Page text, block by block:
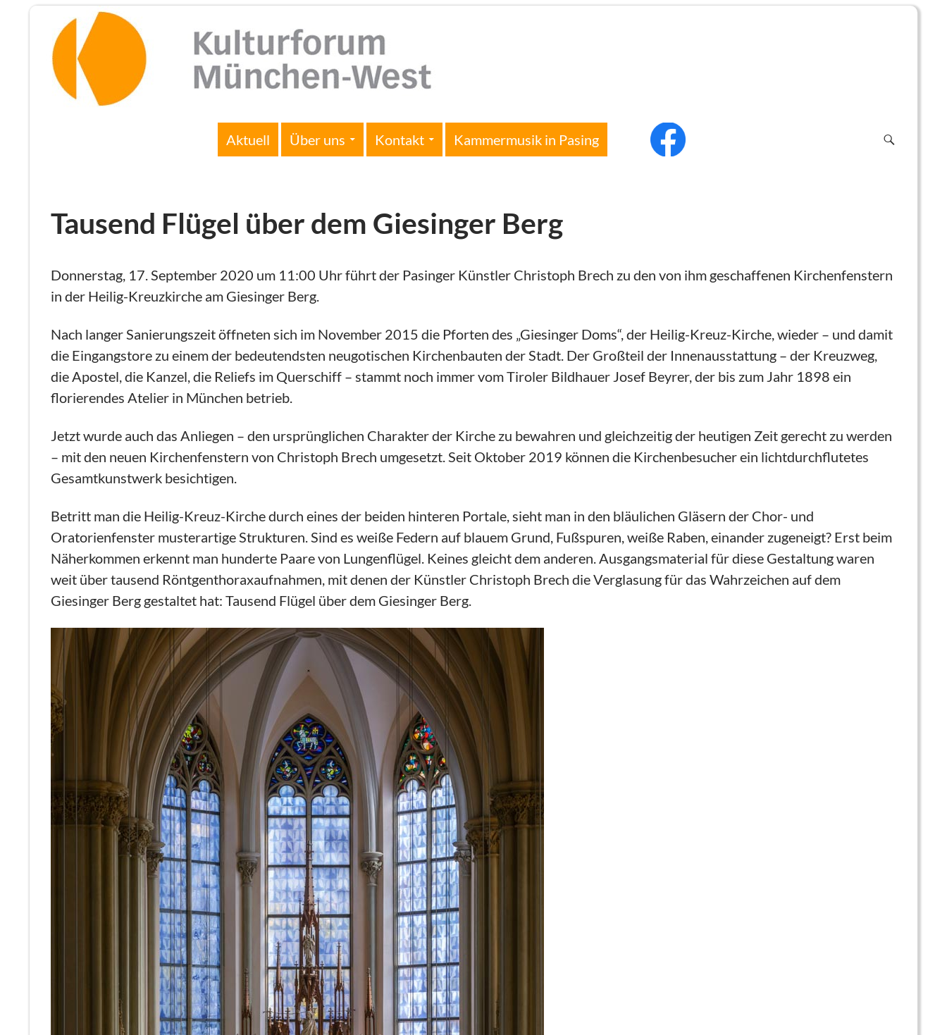
Aktuell Über uns Kontakt Kammermusik in Pasing f
Tausend Flügel über dem Giesinger Berg
Donnerstag, 17. September 2020 um 11:00 Uhr führt der Pasinger Künstler Christoph Brech zu den von ihm geschaffenen Kirchenfenstern
in der Heilig-Kreuzkirche am Giesinger Berg.
Nach langer Sanierungszeit öffneten sich im November 2015 die Pforten des „Giesinger Doms“, der Heilig-Kreuz-Kirche, wieder – und damit
die Eingangstore zu einem der bedeutendsten neugotischen Kirchenbauten der Stadt. Der Großteil der Innenausstattung – der Kreuzweg,
die Apostel, die Kanzel, die Reliefs im Querschiff – stammt noch immer vom Tiroler Bildhauer Josef Beyrer, der bis zum Jahr 1898 ein
florierendes Atelier in München betrieb.
Jetzt wurde auch das Anliegen – den ursprünglichen Charakter der Kirche zu bewahren und gleichzeitig der heutigen Zeit gerecht zu werden
– mit den neuen Kirchenfenstern von Christoph Brech umgesetzt. Seit Oktober 2019 können die Kirchenbesucher ein lichtdurchflutetes
Gesamtkunstwerk besichtigen.
Betritt man die Heilig-Kreuz-Kirche durch eines der beiden hinteren Portale, sieht man in den bläulichen Gläsern der Chor- und
Oratorienfenster musterartige Strukturen. Sind es weiße Federn auf blauem Grund, Fußspuren, weiße Raben, einander zugeneigt? Erst beim
Näherkommen erkennt man hunderte Paare von Lungenflügel. Keines gleicht dem anderen. Ausgangsmaterial für diese Gestaltung waren
weit über tausend Röntgenthoraxaufnahmen, mit denen der Künstler Christoph Brech die Verglasung für das Wahrzeichen auf dem
Giesinger Berg gestaltet hat: Tausend Flügel über dem Giesinger Berg.